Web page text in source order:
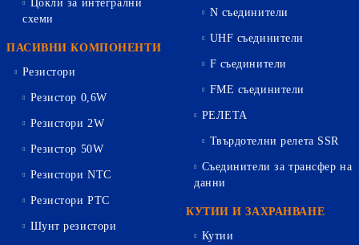
Цокли за интегрални
схеми
ПАСИВНИ КОМПОНЕНТИ
Резистори
Резистор 0,6W
Резистори 2W
Резистор 50W
Резистори NTC
Резистори PTC
Шунт резистори
N съединители
UHF съединители
F съединители
FME съединители
РЕЛЕТА
Твърдотелни релета SSR
Съединители за трансфер на
данни
КУТИИ И ЗАХРАНВАНЕ
Кутии